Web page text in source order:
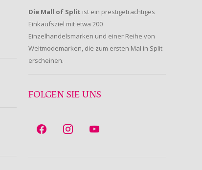
Die Mall of Split ist ein prestigeträchtiges
Einkaufsziel mit etwa 200
Einzelhandelsmarken und einer Reihe von
Weltmodemarken, die zum ersten Mal in Split
erscheinen.
FOLGEN SIE UNS